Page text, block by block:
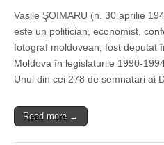
Vasile ŞOIMARU (n. 30 aprilie
este un politician, economist,
fotograf moldovean, fost deputat
Moldova în legislaturile 1990-
Unul din cei 278 de semnatari ai
Read more →